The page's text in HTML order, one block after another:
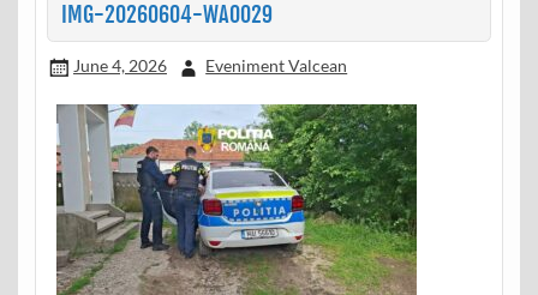
IMG-20260604-WA0029
June 4, 2026 Eveniment Valcean